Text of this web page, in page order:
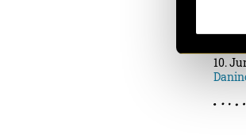
dt
e
10.